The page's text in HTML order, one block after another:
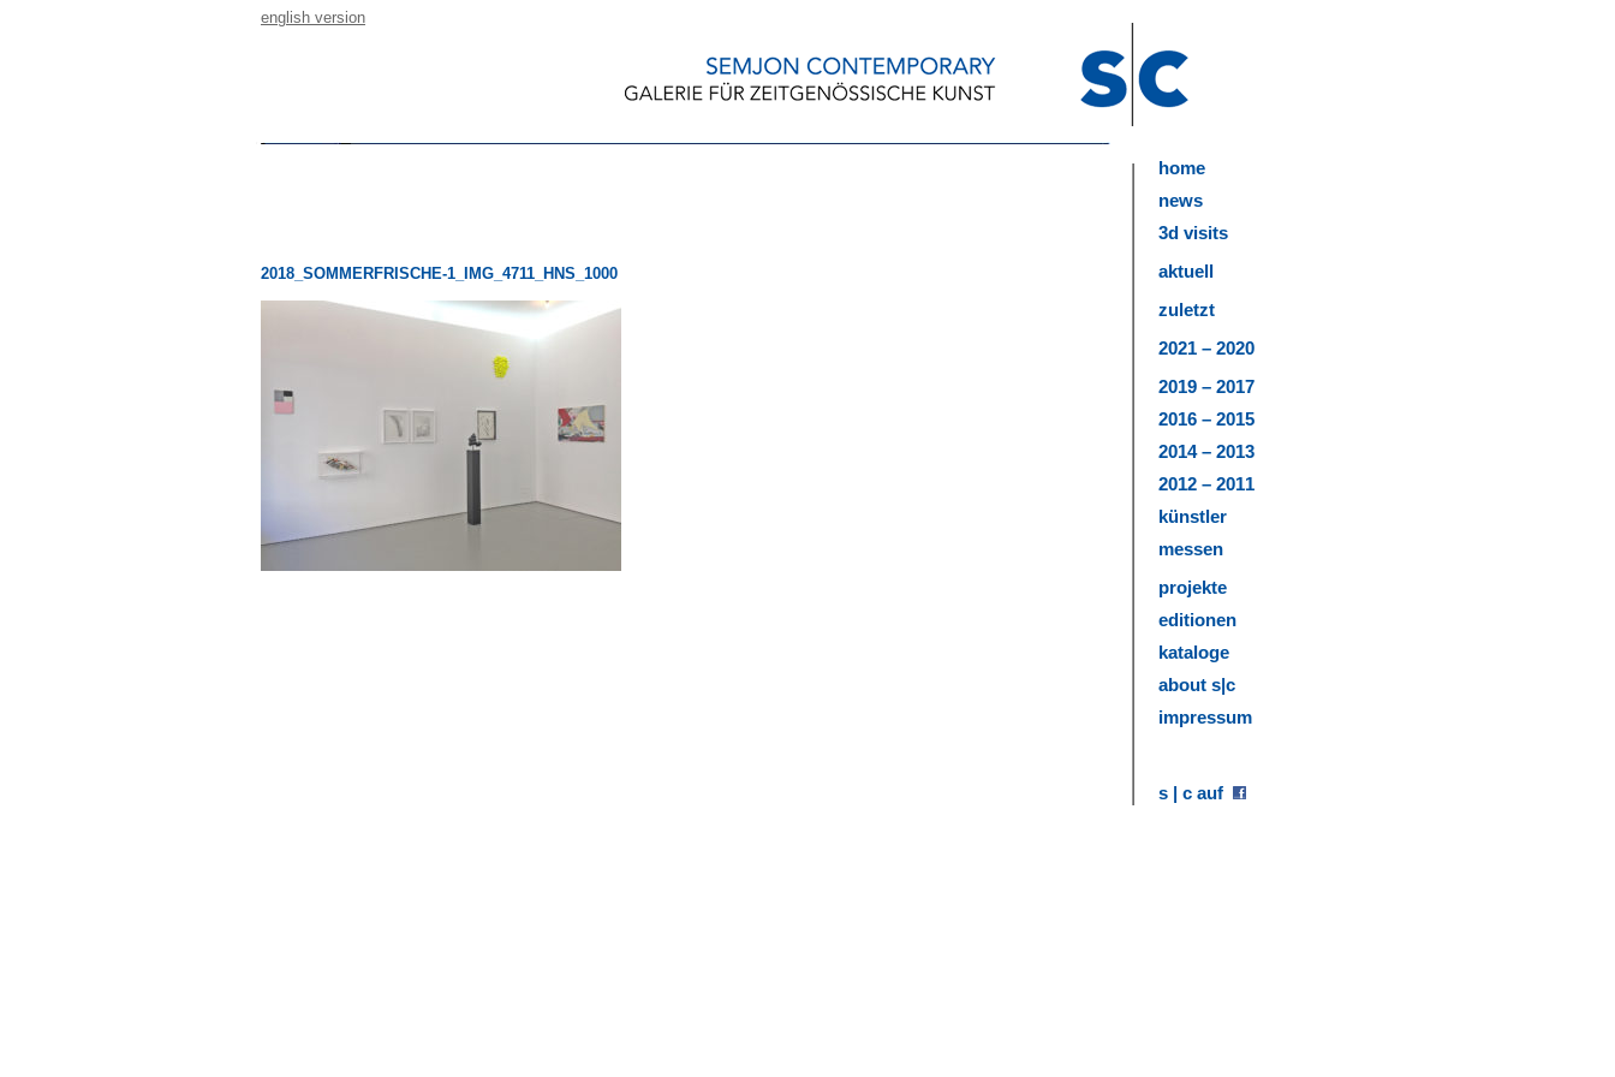
english version
2018_SOMMERFRISCHE-1_IMG_4711_HNS_1000
home
news
3d visits
aktuell
zuletzt
2021 – 2020
2019 – 2017
2016 – 2015
2014 – 2013
2012 – 2011
künstler
messen
projekte
editionen
kataloge
about s|c
impressum
s | c auf